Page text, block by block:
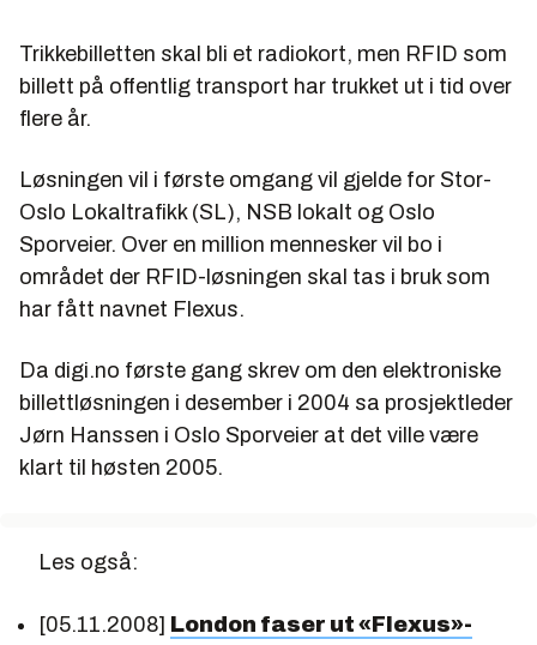
Trikkebilletten skal bli et radiokort, men RFID som
billett på offentlig transport har trukket ut i tid over
flere år.
Løsningen vil i første omgang vil gjelde for Stor-
Oslo Lokaltrafikk (SL), NSB lokalt og Oslo
Sporveier. Over en million mennesker vil bo i
området der RFID-løsningen skal tas i bruk som
har fått navnet Flexus.
Da digi.no første gang skrev om den elektroniske
billettløsningen i desember i 2004 sa prosjektleder
Jørn Hanssen i Oslo Sporveier at det ville være
klart til høsten 2005.
Les også:
[05.11.2008] London faser ut «Flexus»-